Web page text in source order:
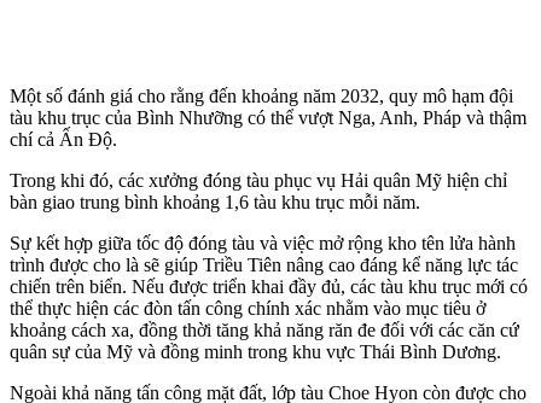
Một số đánh giá cho rằng đến khoảng năm 2032, quy mô hạm đội
tàu khu trục của Bình Nhưỡng có thể vượt Nga, Anh, Pháp và thậm
chí cả Ấn Độ.
Trong khi đó, các xưởng đóng tàu phục vụ Hải quân Mỹ hiện chỉ
bàn giao trung bình khoảng 1,6 tàu khu trục mỗi năm.
Sự kết hợp giữa tốc độ đóng tàu và việc mở rộng kho tên lửa hành
trình được cho là sẽ giúp Triều Tiên nâng cao đáng kể năng lực tác
chiến trên biển. Nếu được triển khai đầy đủ, các tàu khu trục mới có
thể thực hiện các đòn tấn công chính xác nhằm vào mục tiêu ở
khoảng cách xa, đồng thời tăng khả năng răn đe đối với các căn cứ
quân sự của Mỹ và đồng minh trong khu vực Thái Bình Dương.
Ngoài khả năng tấn công mặt đất, lớp tàu Choe Hyon còn được cho